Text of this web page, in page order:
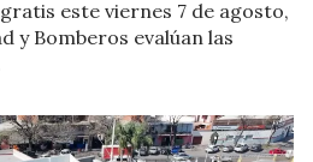
este viernes 7 de agosto,
y Bomberos evalúan las